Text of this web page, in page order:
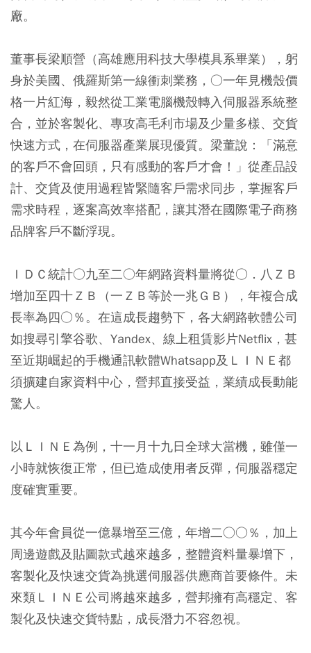
廠。
董事長梁順營（高雄應用科技大學模具系畢業），躬
身於美國、俄羅斯第一線衝刺業務，○一年見機殼價
格一片紅海，毅然從工業電腦機殼轉入伺服器系統整
合，並於客製化、專攻高毛利市場及少量多樣、交貨
快速方式，在伺服器產業展現優質。梁董說：「滿意
的客戶不會回頭，只有感動的客戶才會！」從產品設
計、交貨及使用過程皆緊隨客戶需求同步，掌握客戶
需求時程，逐案高效率搭配，讓其潛在國際電子商務
品牌客戶不斷浮現。
ＩＤＣ統計○九至二○年網路資料量將從○．八ＺＢ
增加至四十ＺＢ（一ＺＢ等於一兆ＧＢ），年複合成
長率為四○％。在這成長趨勢下，各大網路軟體公司
如搜尋引擎谷歌、Yandex、線上租賃影片Netflix，甚
至近期崛起的手機通訊軟體Whatsapp及ＬＩＮＥ都
須擴建自家資料中心，營邦直接受益，業績成長動能
驚人。
以ＬＩＮＥ為例，十一月十九日全球大當機，雖僅一
小時就恢復正常，但已造成使用者反彈，伺服器穩定
度確實重要。
其今年會員從一億暴增至三億，年增二○○％，加上
周邊遊戲及貼圖款式越來越多，整體資料量暴增下，
客製化及快速交貨為挑選伺服器供應商首要條件。未
來類ＬＩＮＥ公司將越來越多，營邦擁有高穩定、客
製化及快速交貨特點，成長潛力不容忽視。